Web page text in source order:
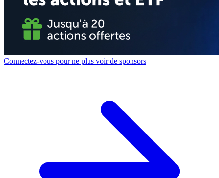
Connectez-vous pour ne plus voir de sponsors